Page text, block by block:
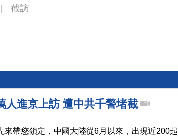
截訪
人進京上訪 遭中共千警堵截
來帶您鎖定，中國大陸從6月以來，出現近200起